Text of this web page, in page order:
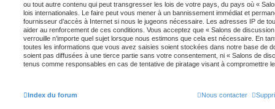
ou tout autre contenu qui peut transgresser les lois de votre pays, du pays où «
lois internationales. Le faire peut vous mener à un bannissement immédiat et
fournisseur d’accès à Internet si nous le jugeons nécessaire. Les adresses IP de
aider au renforcement de ces conditions. Vous acceptez que « Salons de
verrouille n’importe quel sujet lorsque nous estimons que cela est nécessaire. En
toutes les informations que vous avez saisies soient stockées dans notre base de
soient pas diffusées à une tierce partie sans votre consentement, ni « Salons de
tenus comme responsables en cas de tentative de piratage visant à compromettre
Index du forum Nous contacter